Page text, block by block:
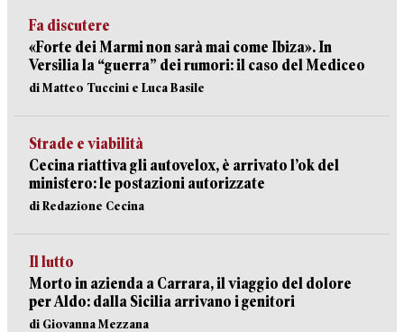
Fa discutere
«Forte dei Marmi non sarà mai come Ibiza». In
Versilia la “guerra” dei rumori: il caso del Mediceo
di Matteo Tuccini e Luca Basile
Strade e viabilità
Cecina riattiva gli autovelox, è arrivato l’ok del
ministero: le postazioni autorizzate
di Redazione Cecina
Il lutto
Morto in azienda a Carrara, il viaggio del dolore
per Aldo: dalla Sicilia arrivano i genitori
di Giovanna Mezzana